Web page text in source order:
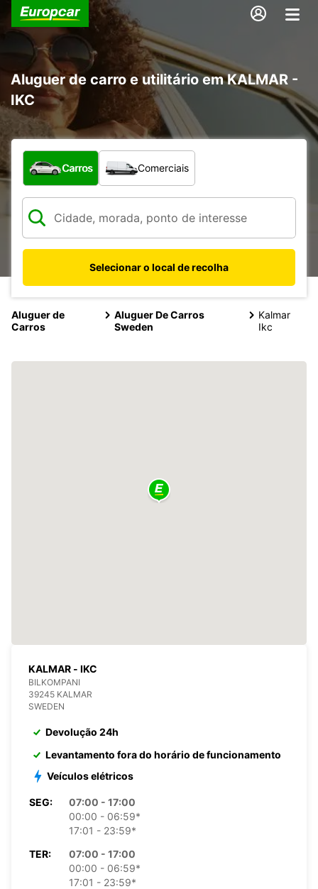
Aluguer de carro e utilitário em KALMAR -
IKC
Que tipo de veículo pretende?
Carros Comerciais
Selecionar o local de recolha
Aluguer de
Carros
Aluguer De Carros
Sweden
Kalmar
Ikc
KALMAR - IKC
BILKOMPANI
39245 KALMAR
SWEDEN
Devolução 24h
Levantamento fora do horário de funcionamento
Veículos elétricos
SEG:
07:00 - 17:00
00:00 - 06:59*
17:01 - 23:59*
TER:
07:00 - 17:00
00:00 - 06:59*
17:01 - 23:59*